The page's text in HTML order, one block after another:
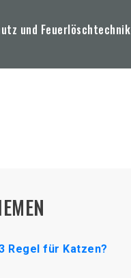
und Feuerlöschtechnik
Regel für Katzen?